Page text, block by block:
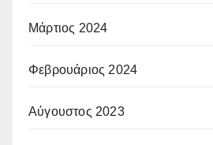
Μάρτιος 2024
Φεβρουάριος 2024
Αύγουστος 2023